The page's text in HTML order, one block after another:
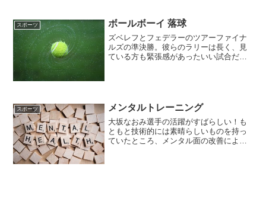
が決定したようです！スコットランドに
とっても、決勝トーナメン...
スポーツ ボールボーイ 落球
ズベレフとフェデラーのツアーファイナ
ルズの準決勝。彼らのラリーは長く、見
ている方も緊張感があったいい試合だっ
スポーツ メンタルトレーニング
大坂なおみ選手の活躍がすばらしい！も
ともと技術的には素晴らしいものを持っ
ていたところ、メンタル面の改善によっ